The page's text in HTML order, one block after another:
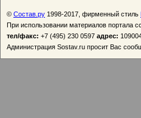
© Состав.ру 1998-2017, фирменный стиль
При использовании материалов портала
тел/факс: +7 (495) 230 0597 адрес:
Администрация Sostav.ru просит Вас